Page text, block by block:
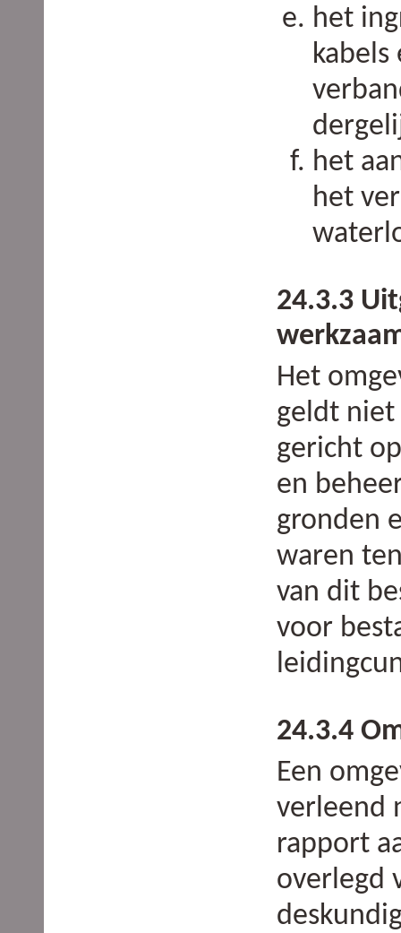
het
het
het
24.3.3
Het
geldt
gericht
en
gronden
waren
van dit
voor
24.3.4
Een
verleend
rapport
overlegd